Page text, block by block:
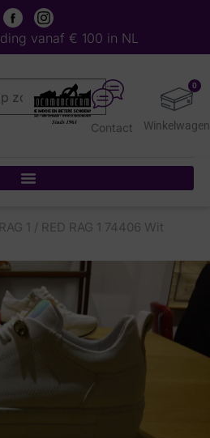
vanaf € 100 in NL
0
Contact
1 / RED RAG 1 74406 Wit